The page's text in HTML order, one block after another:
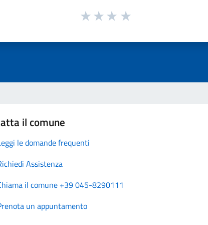
il comune
le domande frequenti
Assistenza
il comune +39 045-8290111
un appuntamento